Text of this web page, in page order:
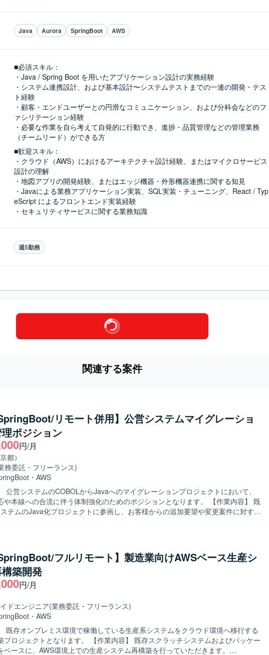
Java Aurora SpringBoot AWS
■必須スキル：
・Java / Spring Boot を用いたアプリケーション設計の実務経験
・システム連携設計、および基本設計〜システムテストまでの一連の開発・テス
ト経験
・顧客・エンドユーザーとの円滑なコミュニケーション、および分科会などのフ
ァシリテーション経験
・必要な作業を自ら考えて自発的に行動でき、進捗・品質管理などの管理業務
（チームリード）ができる方
■歓迎スキル：
・クラウド（AWS）におけるアーキテクチャ設計経験、またはマイクロサービス
設計の理解
・地図アプリの開発経験、またはエッジ機器・外形機器連携に関する知見
・Javaによる業務アプリケーション実装、SQL実装・チューニング、React / Typ
eScript によるフロントエンド実装経験
・セキュリティサービスに関する業務知識
週5勤務
関連する案件
リモート併用】公営システムマイグレーショ
ポジション
円/月
都）
務委託・フリーランス)
・ AWS
公営システムのCOBOLからJavaへのマイグレーションプロジェクトにおいて、
線への合流に伴う体制強化のためのポジションとなります。 【作業内容】 既
テムのJava化プロジェクトに参画し、お客様からの追加要望や変更案件に対する
りながら推進いただける方を求めております。要件の変化や追加要望にも柔軟に
スピードのバランスを意識して取り組める方が望ましいです。 【ポジションの
なマイグレーションプロジェクトにおいて、上流工程からテストまで一貫して関
きるため、要件定義力から実装力まで幅広いスキルを磨くことができます。モダ
Bootに加え、AWSやReactといった技術にも触れながら、変更管理ポジション
調整経験も積むことができます。 【開発環境】 Java（Spring Boot）を
プリケーション開発環境にて、AWS上の基盤およびReactを用いたフロントエンド
わさった構成となっております。
フルリモート】製造業向けAWSベース生産シ
築開発
円/月
ドエンジニア(業務委託・フリーランス)
・ AWS
既存オンプレミス環境で稼働している生産系システムをクラウド環境へ移行する
ます。 【作業内容】 既存スクラッチシステムおよびパッケー
ベースに、AWS環境上での生産システム再構築を行っていただきます。